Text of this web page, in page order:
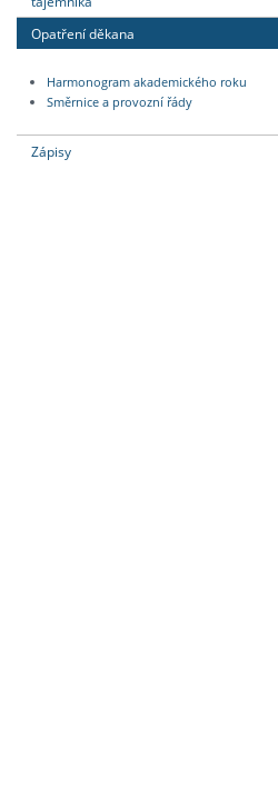
Opatření děkana
Harmonogram akademického roku
Směrnice a provozní řády
Zápisy